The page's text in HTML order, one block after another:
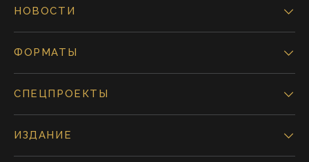
НОВОСТИ
ФОРМАТЫ
СПЕЦПРОЕКТЫ
ИЗДАНИЕ